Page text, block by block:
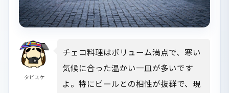
タビスケ
チェコ料理はボリューム満点で、寒い
気候に合った温かい一皿が多いです
よ。特にビールとの相性が抜群で、現